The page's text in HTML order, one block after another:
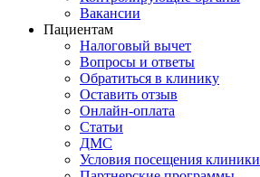
Вакансии
Пациентам
Налоговый вычет
Вопросы и ответы
Обратиться в клинику
Оставить отзыв
Онлайн-оплата
Статьи
ДМС
Условия посещения клиники